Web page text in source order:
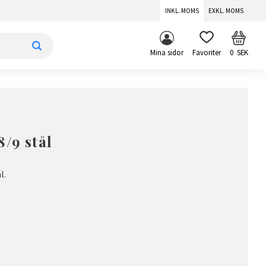
INKL. MOMS EXKL. MOMS
Mina sidor FAVORITER 0SEK
9 stål